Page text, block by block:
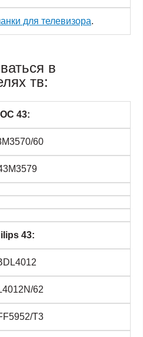
для телевизора.
в
тв:
43:
60
43:
62
T3